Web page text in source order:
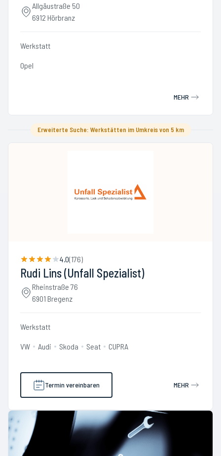
Allgäustraße 50
6912 Hörbranz
Werkstatt
Opel
MEHR
Erweiterte Suche: Werkstätten im Umkreis von 5 km
4.0(176)
Rudi Lins (Unfall Spezialist)
Rheinstraße 76
6901 Bregenz
Werkstatt
VW Audi Skoda Seat CUPRA
Termin vereinbaren MEHR